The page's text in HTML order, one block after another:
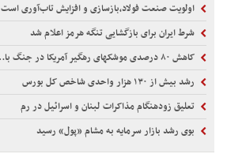
اولویت صنعت فولاد،بازسازی و افزایش تاب‌آوری است
شرط ایران برای بازگشایی تنگه هرمز اعلام شد
کاهش ۸۰ درصدی موشکهای رهگیر آمریکا در جنگ با ایران
رشد بیش از ۱۳۰ هزار واحدی شاخص کل بورس
تعلیق زودهنگام مذاکرات لبنان و اسرائیل در رم
بوی رشد بازار سرمایه به مشام «پول» رسید